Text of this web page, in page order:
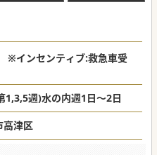
※インセンティブ:救急車受
1,3,5週)水の内週1日～2日
崎市高津区